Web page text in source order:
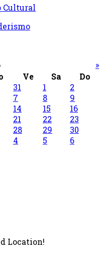
»
Ve Sa
Do
31 1
2
7 8
9
14 15
16
21 22
23
28 29
30
4 5 6
Location!